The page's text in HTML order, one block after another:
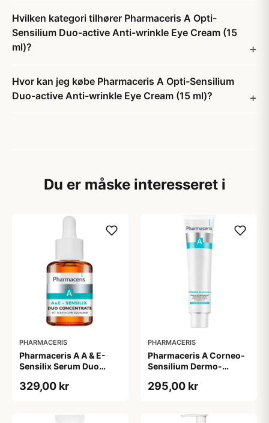
Hvilken kategori tilhører Pharmaceris A Opti-
Sensilium Duo-active Anti-wrinkle Eye Cream (15
ml)?
Hvor kan jeg købe Pharmaceris A Opti-Sensilium
Duo-active Anti-wrinkle Eye Cream (15 ml)?
Du er måske interesseret i
PHARMACERIS
Pharmaceris A A & E-
Sensilix Serum Duo
329,00 kr
PHARMACERIS
Pharmaceris A Corneo-
Sensilium Dermo-
Cream (75 ml)
295,00 kr